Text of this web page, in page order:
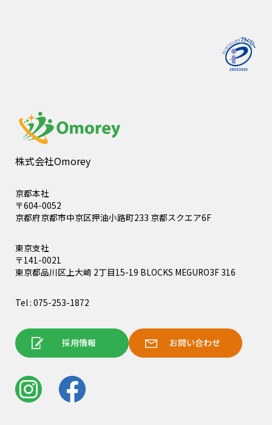
株式会社Omorey
京都本社
〒604-0052
京都府京都市中京区押油小路町233 京都スクエア6F
東京支社
〒141-0021
東京都品川区上大崎 2丁目15-19 BLOCKS MEGURO3F 316
Tel : 075-253-1872
採用情報 お問い合わせ